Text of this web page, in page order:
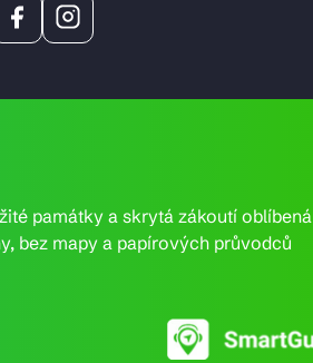
památky a skrytá zákoutí oblíbená
bez mapy a papírových průvodců